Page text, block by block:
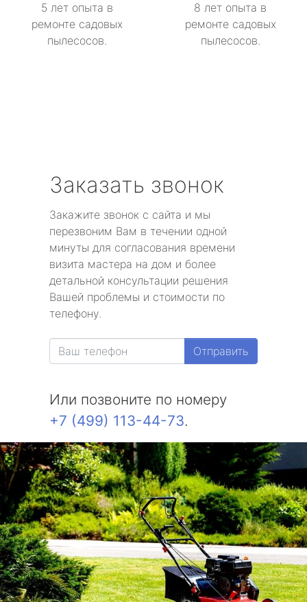
5 лет опыта в
ремонте садовых
пылесосов.
8 лет опыта в
ремонте садовых
пылесосов.
Заказать звонок
Закажите звонок с сайта и мы
перезвоним Вам в течении одной
минуты для согласования времени
визита мастера на дом и более
детальной консультации решения
Вашей проблемы и стоимости по
телефону.
Отправить
Или позвоните по номеру
+7 (499) 113-44-73.